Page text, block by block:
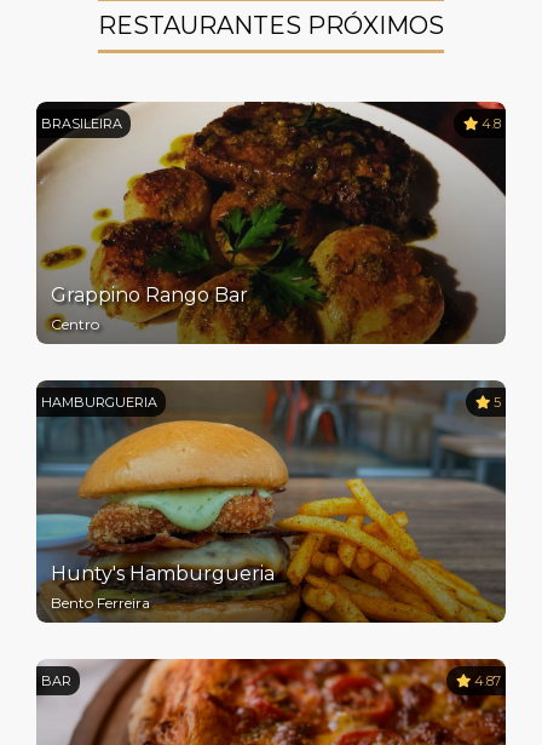
RESTAURANTES PRÓXIMOS
BRASILEIRA 4.8
Grappino Rango Bar
Centro
HAMBURGUERIA 5
Hunty's Hamburgueria
Bento Ferreira
BAR 4.87